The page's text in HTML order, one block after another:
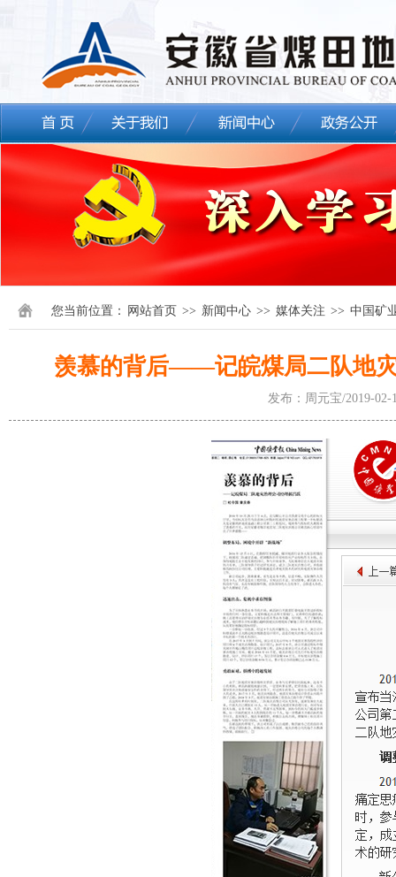
您当前位置： 网站首页 >> 新闻中心 >> 媒体关注 >> 中国矿
羡慕的背后――记皖煤局二队地灾
发布：周元宝/2019-